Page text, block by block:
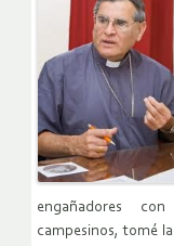
engañadores
campesinos, tomé